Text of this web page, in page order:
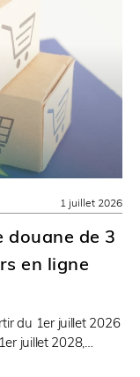
douane de 3
en ligne
du 1er juillet 2026
juillet 2028,…
1 juillet 2026